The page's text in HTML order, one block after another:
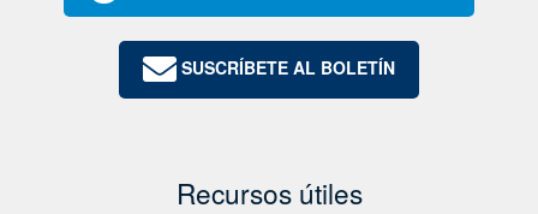
SUSCRÍBETE AL BOLETÍN
Recursos útiles